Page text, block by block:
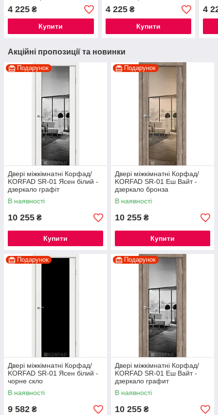
4 225 ₴
Купити
4 225₴
Купити
4
Акційні пропозиції та новинки
Подарунок
Двері міжкімнатні Корфад/
KORFAD SR-01 Ясен білий -
дзеркало графіт
В наявності
10 255 ₴
Купити
Подарунок
Двері міжкімнатні Корфад/
KORFAD SR-01 Еш Вайт -
дзеркало бронза
В наявності
10 255 ₴
Купити
Подарунок
Двері міжкімнатні Корфад/
KORFAD SR-01 Ясен білий -
чорне скло
В наявності
9 582 ₴
Подарунок
Двері міжкімнатні Корфад/
KORFAD SR-01 Еш Вайт -
дзеркало графит
В наявності
10 255 ₴